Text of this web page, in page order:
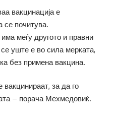
вакцинација е
се почитува.
меѓу другото и правни
уште е во сила мерката,
без примена вакцина.
за да го
– порача Мехмедовиќ.